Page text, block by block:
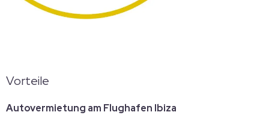
Vorteile
Autovermietung am Flughafen Ibiza